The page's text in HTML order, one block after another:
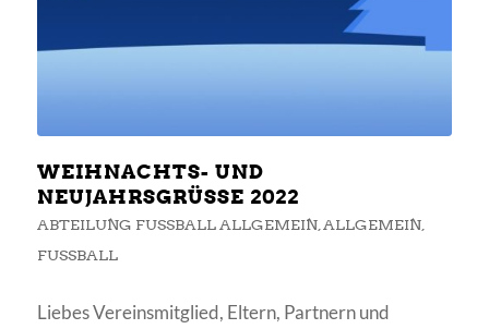
WEIHNACHTS- UND
NEUJAHRSGRÜSSE 2022
ABTEILUNG FUSSBALL ALLGEMEIN , ALLGEMEIN,
FUSSBALL
Liebes Vereinsmitglied, Eltern, Partnern und